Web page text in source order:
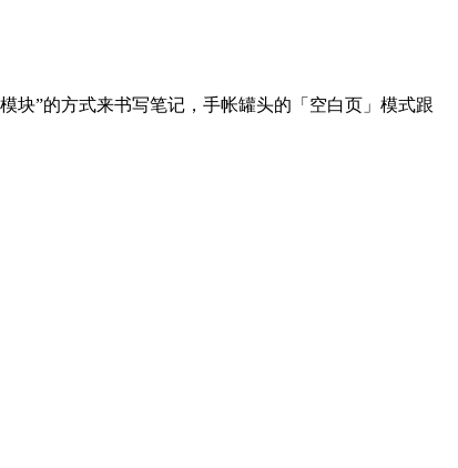
块”的方式来书写笔记，手帐罐头的「空白页」模式跟